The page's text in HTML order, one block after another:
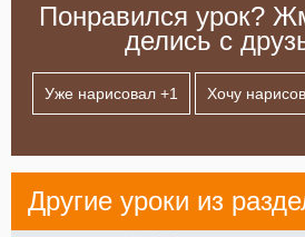
Понравился урок?
делись с
Уже нарисовал +1 Хочу
Другие уроки из